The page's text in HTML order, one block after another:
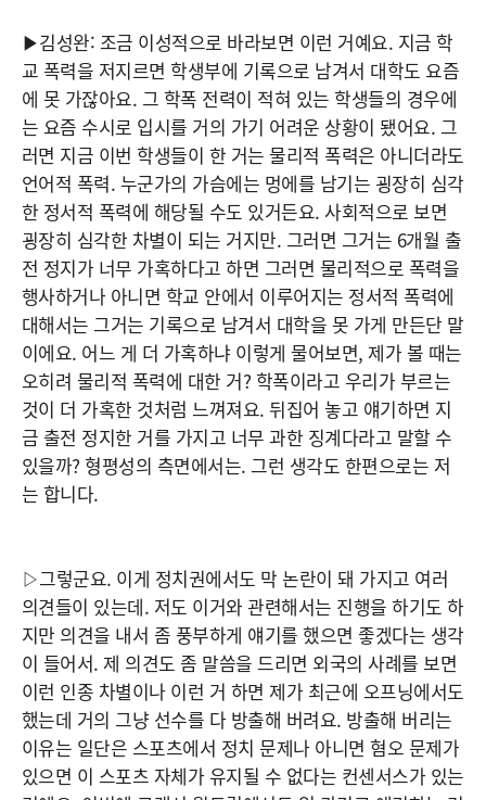
▶김성완: 조금 이성적으로 바라보면 이런 거예요. 지금 학
교 폭력을 저지르면 학생부에 기록으로 남겨서 대학도 요즘
에 못 가잖아요. 그 학폭 전력이 적혀 있는 학생들의 경우에
는 요즘 수시로 입시를 거의 가기 어려운 상황이 됐어요. 그
러면 지금 이번 학생들이 한 거는 물리적 폭력은 아니더라도
언어적 폭력. 누군가의 가슴에는 멍에를 남기는 굉장히 심각
한 정서적 폭력에 해당될 수도 있거든요. 사회적으로 보면
굉장히 심각한 차별이 되는 거지만. 그러면 그거는 6개월 출
전 정지가 너무 가혹하다고 하면 그러면 물리적으로 폭력을
행사하거나 아니면 학교 안에서 이루어지는 정서적 폭력에
대해서는 그거는 기록으로 남겨서 대학을 못 가게 만든단 말
이에요. 어느 게 더 가혹하냐 이렇게 물어보면, 제가 볼 때는
오히려 물리적 폭력에 대한 거? 학폭이라고 우리가 부르는
것이 더 가혹한 것처럼 느껴져요. 뒤집어 놓고 얘기하면 지
금 출전 정지한 거를 가지고 너무 과한 징계다라고 말할 수
있을까? 형평성의 측면에서는. 그런 생각도 한편으로는 저
는 합니다.
▷그렇군요. 이게 정치권에서도 막 논란이 돼 가지고 여러
의견들이 있는데. 저도 이거와 관련해서는 진행을 하기도 하
지만 의견을 내서 좀 풍부하게 얘기를 했으면 좋겠다는 생각
이 들어서. 제 의견도 좀 말씀을 드리면 외국의 사례를 보면
이런 인종 차별이나 이런 거 하면 제가 최근에 오프닝에서도
했는데 거의 그냥 선수를 다 방출해 버려요. 방출해 버리는
이유는 일단은 스포츠에서 정치 문제나 아니면 혐오 문제가
있으면 이 스포츠 자체가 유지될 수 없다는 컨센서스가 있는